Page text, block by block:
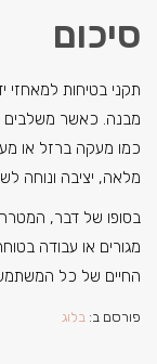
סיכום
תקני בטיחות למאחזי
מבנה. כאשר משלבים
כמו מעקה ברזל או
מלאה, יציבה ונוחה
בסופו של דבר,
מגורים או עבודה
החיים של כל
פורסם ב: בלוג